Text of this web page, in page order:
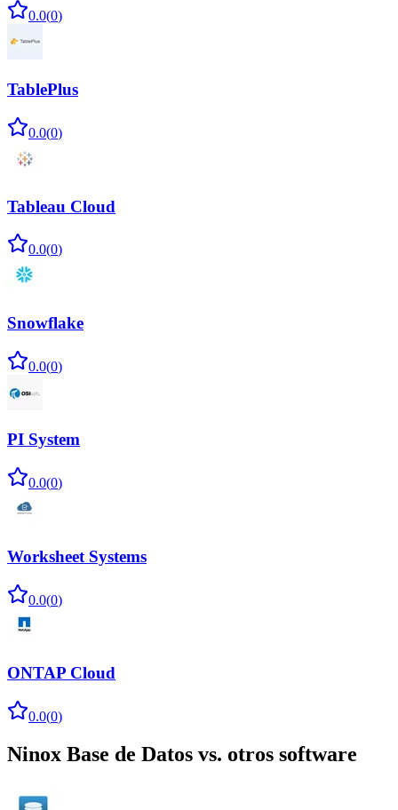
0.0(0)
TablePlus
0.0(0)
Tableau Cloud
0.0(0)
Snowflake
0.0(0)
PI System
0.0(0)
Worksheet Systems
0.0(0)
ONTAP Cloud
0.0(0)
Ninox Base de Datos vs. otros software